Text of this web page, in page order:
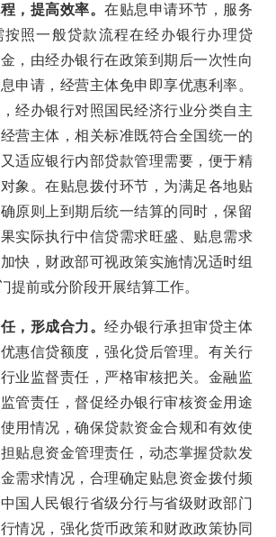
，提高效率。在贴息申请环节，服务
按照一般贷款流程在经办银行办理贷
，由经办银行在政策到期后一次性向
申请，经营主体免申即享优惠利率。
经办银行对照国民经济行业分类自主
营主体，相关标准既符合全国统一的
适应银行内部贷款管理需要，便于精
象。在贴息拨付环节，为满足各地贴
原则上到期后统一结算的同时，保留
实际执行中信贷需求旺盛、贴息需求
快，财政部可视政策实施情况适时组
提前或分阶段开展结算工作。
形成合力。经办银行承担审贷主体
惠信贷额度，强化贷后管理。有关行
业监督责任，严格审核把关。金融监
管责任，督促经办银行审核资金用途
用情况，确保贷款资金合规和有效使
贴息资金管理责任，动态掌握贷款发
需求情况，合理确定贴息资金拨付频
国人民银行省级分行与省级财政部门
情况，强化货币政策和财政政策协同